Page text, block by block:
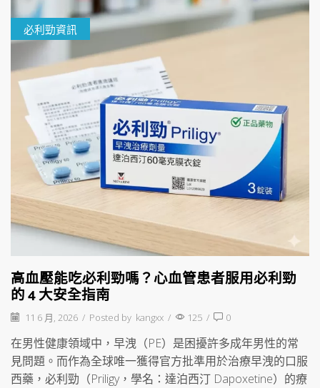
必利勁資訊
高血壓能吃必利勁嗎？心血管患者服用必利勁
的 4 大安全指南
11 6 月, 2026 / Posted by kangxx / 125 / 0
在男性健康領域中，早洩（PE）是困擾許多成年男性的常
見問題。而作為全球唯一獲得官方批準用於治療早洩的口服
西藥，必利勁（Priligy，學名：達泊西汀 Dapoxetine）的療